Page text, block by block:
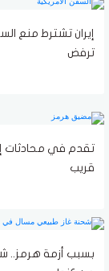
إيران تشترط منع
ترفض
تقدم في محادثات
قريب
بسبب أزمة هرمز..